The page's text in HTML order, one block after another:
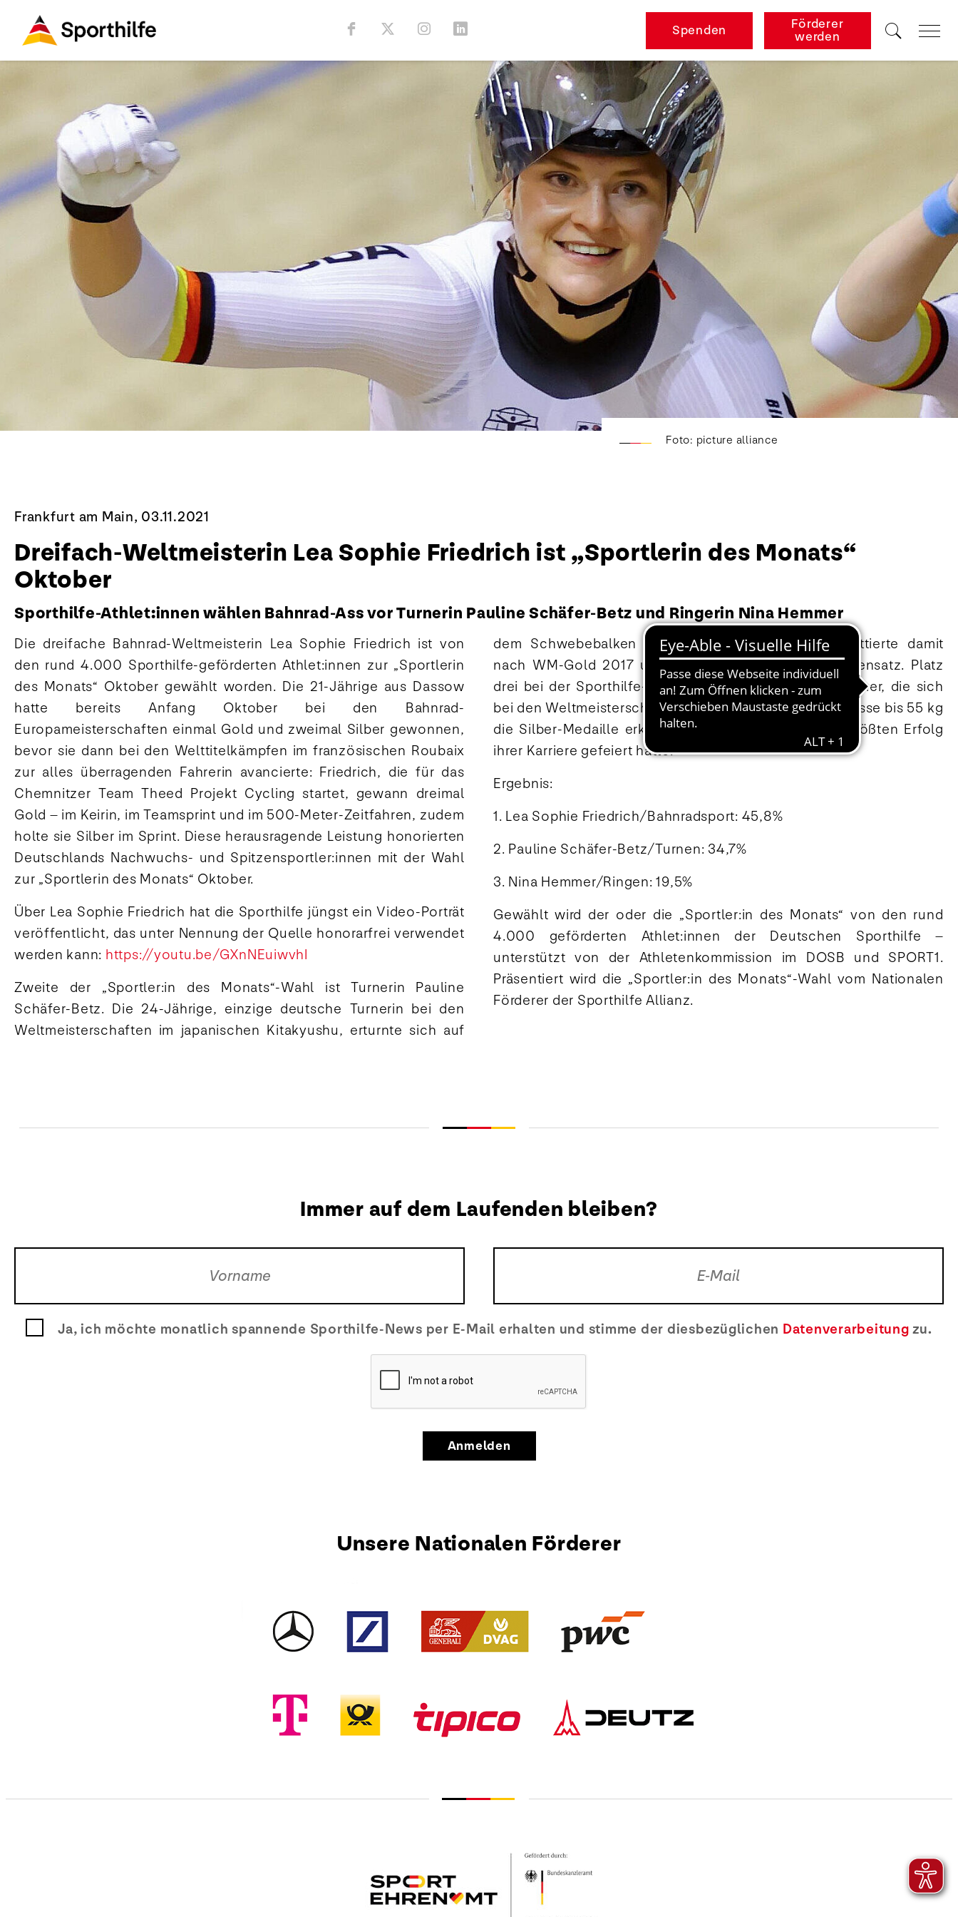
Spenden Förderer
werden
Foto: picture alliance
Frankfurt am Main, 03.11.2021
Dreifach-Weltmeisterin Lea Sophie Friedrich ist „Sportlerin des Monats“
Oktober
Sporthilfe-Athlet:innen wählen Bahnrad-Ass vor Turnerin Pauline Schäfer-Betz und Ringerin Nina Hemmer
Die dreifache Bahnrad-Weltmeisterin Lea Sophie Friedrich ist von
den rund 4.000 Sporthilfe-geförderten Athlet:innen zur „Sportlerin
des Monats“ Oktober gewählt worden. Die 21-Jährige aus Dassow
hatte bereits Anfang Oktober bei den Bahnrad-
Europameisterschaften einmal Gold und zweimal Silber gewonnen,
bevor sie dann bei den Welttitelkämpfen im französischen Roubaix
zur alles überragenden Fahrerin avancierte: Friedrich, die für das
Chemnitzer Team Theed Projekt Cycling startet, gewann dreimal
Gold – im Keirin, im Teamsprint und im 500-Meter-Zeitfahren, zudem
holte sie Silber im Sprint. Diese herausragende Leistung honorierten
Deutschlands Nachwuchs- und Spitzensportler:innen mit der Wahl
zur „Sportlerin des Monats“ Oktober.
Über Lea Sophie Friedrich hat die Sporthilfe jüngst ein Video-Porträt
veröffentlicht, das unter Nennung der Quelle honorarfrei verwendet
werden kann: https://youtu.be/GXnNEuiwvhI
Zweite der „Sportler:in des Monats“-Wahl ist Turnerin Pauline
Schäfer-Betz. Die 24-Jährige, einzige deutsche Turnerin bei den
Weltmeisterschaften im japanischen Kitakyushu, erturnte sich auf
dem Schwebebalken die Silbermedaille und komplettierte damit
nach WM-Gold 2017 und -Bronze 2015 ihren Medaillensatz. Platz
drei bei der Sporthilfe-Wahl belegt Ringerin Nina Hemmer, die sich
bei den Weltmeisterschaften in Oslo in der Gewichtsklasse bis 55 kg
die Silber-Medaille erkämpft und damit den bislang größten Erfolg
ihrer Karriere gefeiert hatte.
Ergebnis:
1. Lea Sophie Friedrich/Bahnradsport: 45,8%
2. Pauline Schäfer-Betz/Turnen: 34,7%
3. Nina Hemmer/Ringen: 19,5%
Gewählt wird der oder die „Sportler:in des Monats“ von den rund
4.000 geförderten Athlet:innen der Deutschen Sporthilfe –
unterstützt von der Athletenkommission im DOSB und SPORT1.
Präsentiert wird die „Sportler:in des Monats“-Wahl vom Nationalen
Förderer der Sporthilfe Allianz.
Immer auf dem Laufenden bleiben?
Ja, ich möchte monatlich spannende Sporthilfe-News per E-Mail erhalten und stimme der diesbezüglichen Datenverarbeitungzu.
Anmelden
Unsere Nationalen Förderer